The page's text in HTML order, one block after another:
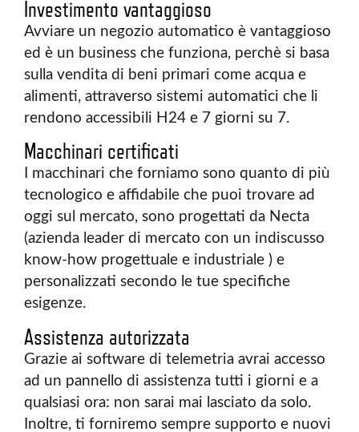
Investimento vantaggioso
Avviare un negozio automatico è vantaggioso
ed è un business che funziona, perchè si basa
sulla vendita di beni primari come acqua e
alimenti, attraverso sistemi automatici che li
rendono accessibili H24 e 7 giorni su 7.
Macchinari certificati
I macchinari che forniamo sono quanto di più
tecnologico e affidabile che puoi trovare ad
oggi sul mercato, sono progettati da Necta
(azienda leader di mercato con un indiscusso
know-how progettuale e industriale ) e
personalizzati secondo le tue specifiche
esigenze.
Assistenza autorizzata
Grazie ai software di telemetria avrai accesso
ad un pannello di assistenza tutti i giorni e a
qualsiasi ora: non sarai mai lasciato da solo.
Inoltre, ti forniremo sempre supporto e nuovi